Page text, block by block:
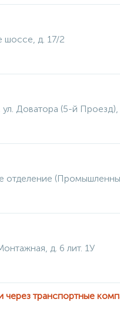
шоссе, д. 17/2
Доватора (5-й Проезд),
отделение
д. 6 лит. 1У
через транспортные